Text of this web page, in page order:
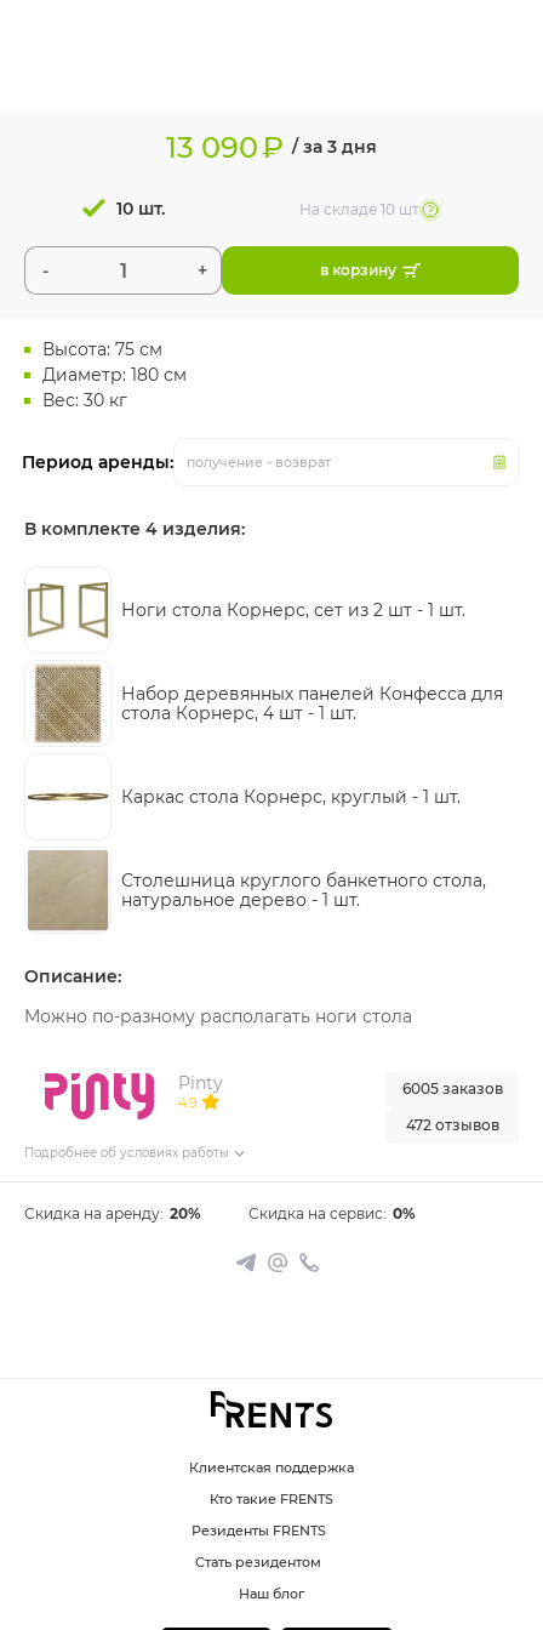
Высота: 75 см
Диаметр: 180 см
Вес: 30 кг
Период аренды: получение - возврат
13 090₽ / за 3 дня
- +
10 шт. На складе10 шт
в корзину
В комплекте 4 изделия:
Ноги стола Корнерс, сет из 2 шт - 1 шт.
Набор деревянных панелей Конфесса для
стола Корнерс, 4 шт - 1 шт.
Каркас стола Корнерс, круглый - 1 шт.
Столешница круглого банкетного стола,
натуральное дерево - 1 шт.
Описание:
Можно по-разному располагать ноги стола
Pinty
4.9
Подробнее об условиях работы
6005 заказов
472 отзывов
Скидка на аренду: 20% Скидка на сервис: 0%
Клиентская поддержка
Кто такие FRENTS
Резиденты FRENTS
Стать резидентом
Наш блог